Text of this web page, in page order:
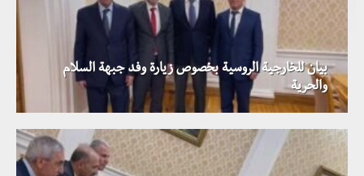
بيان للخارجية الروسية بخصوص زيارة وفد جبهة السلام
والحرية